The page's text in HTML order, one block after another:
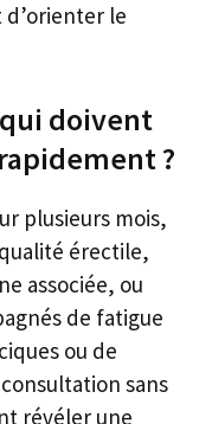
le
doivent
?
plusieurs mois,
érectile,
associée, ou
de fatigue
ou de
sans
révéler une